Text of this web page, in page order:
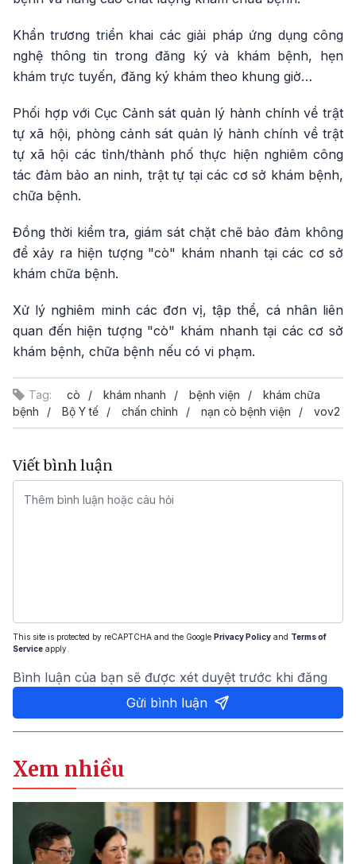
Khẩn trương triển khai các giải pháp ứng dụng công
nghệ thông tin trong đăng ký và khám bệnh, hẹn
khám trực tuyến, đăng ký khám theo khung giờ…
Phối hợp với Cục Cảnh sát quản lý hành chính về trật
tự xã hội, phòng cảnh sát quản lý hành chính về trật
tự xã hội các tỉnh/thành phố thực hiện nghiêm công
tác đảm bảo an ninh, trật tự tại các cơ sở khám bệnh,
chữa bệnh.
Đồng thời kiểm tra, giám sát chặt chẽ bảo đảm không
để xảy ra hiện tượng "cò" khám nhanh tại các cơ sở
khám chữa bệnh.
Xử lý nghiêm minh các đơn vị, tập thể, cá nhân liên
quan đến hiện tượng "cò" khám nhanh tại các cơ sở
khám bệnh, chữa bệnh nếu có vi phạm.
Tag: cò khám nhanh bệnh viện
khám chữa
bệnh
Bộ Y tế chấn chỉnh nạn cò bệnh viện vov2
Viết bình luận
This site is protected by reCAPTCHA and the Google Privacy Policy and Terms of
Service apply.
Bình luận của bạn sẽ được xét duyệt trước khi đăng
Gửi bình luận
Xem nhiều